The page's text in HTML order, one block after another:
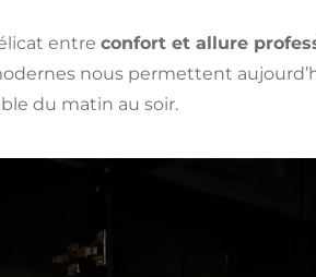
entre confort et allure
nous permettent
du matin au soir.